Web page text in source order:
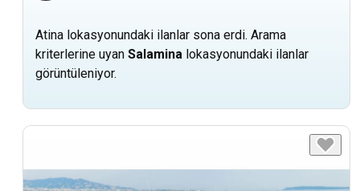
Atina lokasyonundaki ilanlar sona erdi. Arama
kriterlerine uyan Salamina lokasyonundaki ilanlar
görüntüleniyor.